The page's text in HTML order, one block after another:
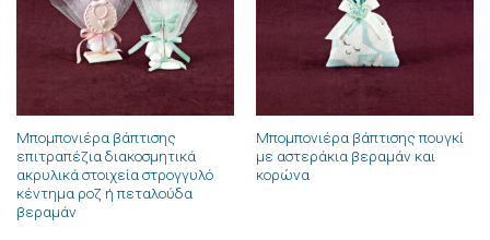
Μπομπονιέρα βάπτισης
επιτραπέζια διακοσμητικά
ακρυλικά στοιχεία στρογγυλό
κέντημα ροζ ή πεταλούδα
βεραμάν
Μπομπονιέρα βάπτισης πουγκί
με αστεράκια βεραμάν και
κορώνα